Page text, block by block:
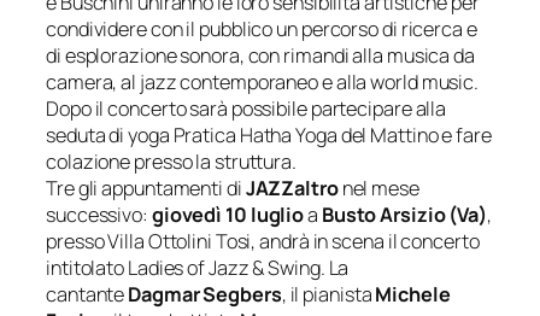
condividere con il pubblico un percorso di ricerca e
di esplorazione sonora, con rimandi alla musica da
camera, al jazz contemporaneo e alla world music.
Dopo il concerto sarà possibile partecipare alla
seduta di yoga Pratica HathaYoga del Mattinoe fare
colazione presso la struttura.
Tre gli appuntamenti diJAZZaltronel mese
successivo: giovedì 10 luglioa Busto Arsizio (Va),
presso Villa Ottolini Tosi, andrà in scena il concerto
intitolatoLadies of Jazz & Swing. La
cantanteDagmarSegbers, il pianistaMichele